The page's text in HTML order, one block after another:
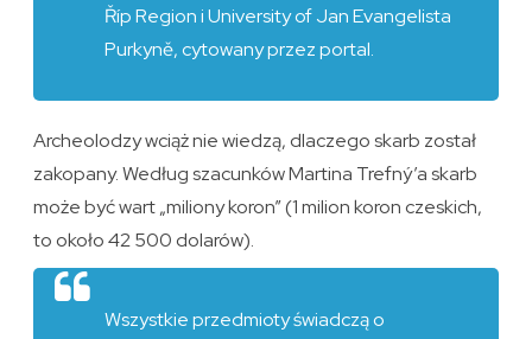
Říp Region i University of Jan Evangelista
Purkyně, cytowany przez portal.
Archeolodzy wciąż nie wiedzą, dlaczego skarb został
zakopany. Według szacunków Martina Trefný’a skarb
może być wart „miliony koron” (1 milion koron czeskich,
to około 42 500 dolarów).
Wszystkie przedmioty świadczą o